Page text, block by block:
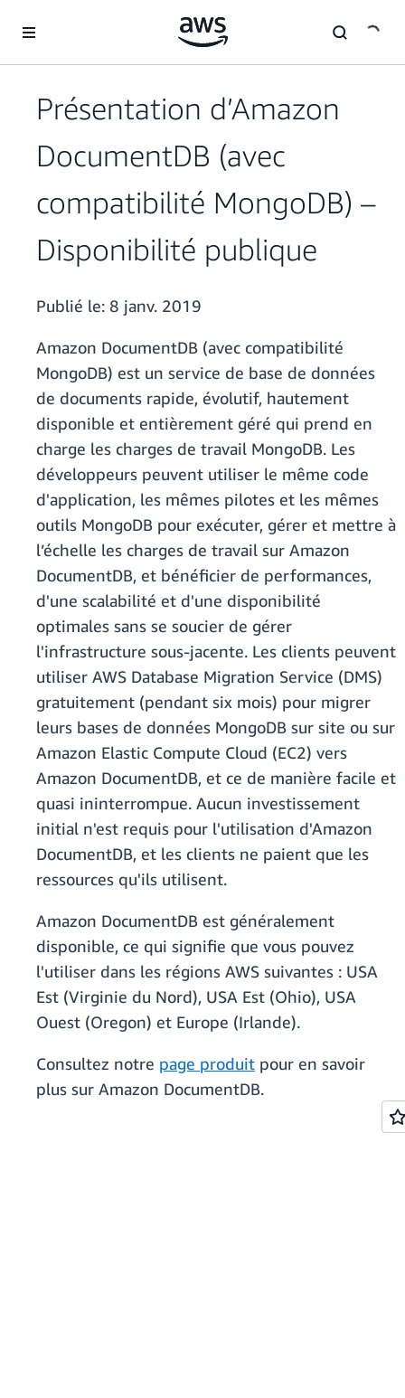
Présentation d’Amazon
DocumentDB (avec
compatibilité MongoDB) –
Disponibilité publique
Publié le: 8 janv. 2019
Amazon DocumentDB (avec compatibilité
MongoDB) est un service de base de données
de documents rapide, évolutif, hautement
disponible et entièrement géré qui prend en
charge les charges de travail MongoDB. Les
développeurs peuvent utiliser le même code
d'application, les mêmes pilotes et les mêmes
outils MongoDB pour exécuter, gérer et mettre à
l’échelle les charges de travail sur Amazon
DocumentDB, et bénéficier de performances,
d'une scalabilité et d'une disponibilité
optimales sans se soucier de gérer
l'infrastructure sous-jacente. Les clients peuvent
utiliser AWS Database Migration Service (DMS)
gratuitement (pendant six mois) pour migrer
leurs bases de données MongoDB sur site ou sur
Amazon Elastic Compute Cloud (EC2) vers
Amazon DocumentDB, et ce de manière facile et
quasi ininterrompue. Aucun investissement
initial n'est requis pour l'utilisation d'Amazon
DocumentDB, et les clients ne paient que les
ressources qu'ils utilisent.
Amazon DocumentDB est généralement
disponible, ce qui signifie que vous pouvez
l'utiliser dans les régions AWS suivantes : USA
Est (Virginie du Nord), USA Est (Ohio), USA
Ouest (Oregon) et Europe (Irlande).
Consultez notre page produit pour en savoir
plus sur Amazon DocumentDB.